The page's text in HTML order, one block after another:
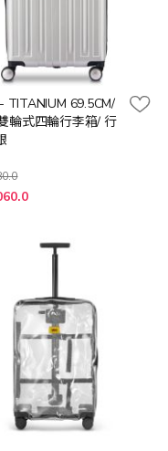
TITANIUM 69.5CM/
輪式四輪行李箱/ 行